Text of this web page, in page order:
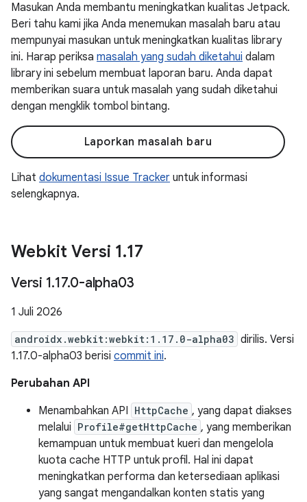
Masukan Anda membantu meningkatkan kualitas Jetpack.
Beri tahu kami jika Anda menemukan masalah baru atau
mempunyai masukan untuk meningkatkan kualitas library
ini. Harap periksa masalah yang sudah diketahui dalam
library ini sebelum membuat laporan baru. Anda dapat
memberikan suara untuk masalah yang sudah diketahui
dengan mengklik tombol bintang.
Laporkan masalah baru
Lihat dokumentasi Issue Tracker untuk informasi
selengkapnya.
Webkit Versi 1.17
Versi 1.17.0-alpha03
1 Juli 2026
androidx.webkit:webkit:1.17.0-alpha03 dirilis. Versi
1.17.0-alpha03 berisi commit ini.
Perubahan API
Menambahkan API HttpCache , yang dapat diakses
melalui Profile#getHttpCache , yang memberikan
kemampuan untuk membuat kueri dan mengelola
kuota cache HTTP untuk profil. Hal ini dapat
meningkatkan performa dan ketersediaan aplikasi
yang sangat mengandalkan konten statis yang